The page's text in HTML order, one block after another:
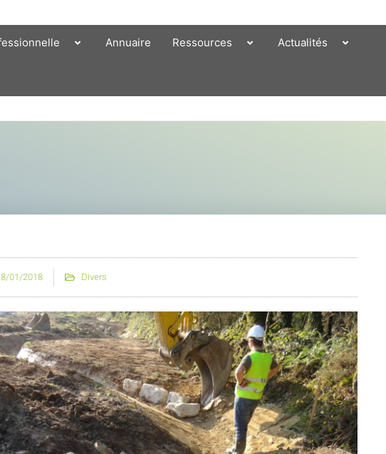
Annuaire Ressources Actualités
01/2018 Divers